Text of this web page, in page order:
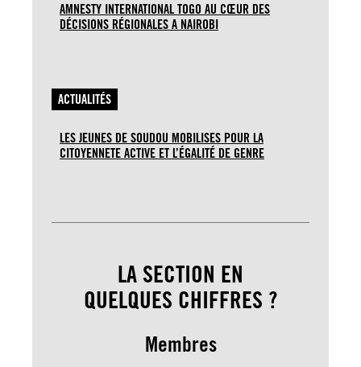
AMNESTY INTERNATIONAL TOGO AU CŒUR DES
DÉCISIONS RÉGIONALES A NAIROBI
ACTUALITÉS
LES JEUNES DE SOUDOU MOBILISES POUR LA
CITOYENNETE ACTIVE ET L’ÉGALITÉ DE GENRE
LA SECTION EN
QUELQUES CHIFFRES ?
Membres